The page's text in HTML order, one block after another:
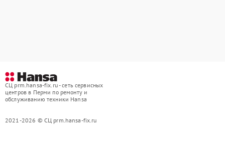
СЦ prm.hansa-fix.ru - сеть сервисных
центров в Перми по ремонту и
обслуживанию техники Hansa
2021-2026 © СЦ prm.hansa-fix.ru